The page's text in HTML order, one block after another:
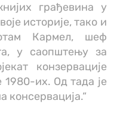
грађевина у
историје, тако и
Кармел, шеф
у саопштењу за
конзервације
1980-их. Од тада је
консервација.“